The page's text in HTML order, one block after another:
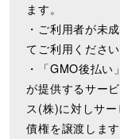
ます。
・ご利用者が未
てご利用ください
・「GMO後払
が提供するサー
ス(株)に対しサ
債権を譲渡します